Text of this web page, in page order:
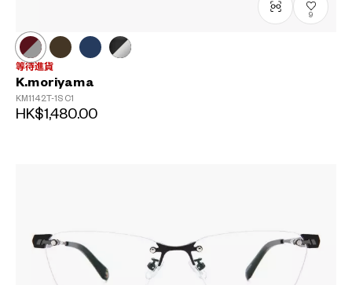
9
等待進貨
K.moriyama
KM1142T-1S C1
HK$1,480.00